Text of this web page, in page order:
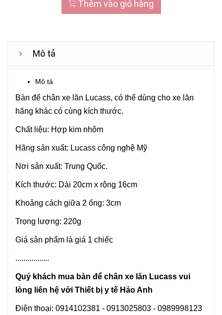
Thêm vào giỏ hàng
Mô tả
Mô tả
Bàn để chân xe lăn Lucass, có thể dùng cho xe lăn
hãng khác có cùng kích thước.
Chất liệu: Hợp kim nhôm
Hãng sản xuất: Lucass công nghệ Mỹ
Nơi sản xuất: Trung Quốc.
Kích thước: Dài 20cm x rộng 16cm
Khoảng cách giữa 2 ống: 3cm
Trọng lượng: 220g
Giá sản phẩm là giá 1 chiếc
.................
Quý khách mua bàn để chân xe lăn Lucass vui
lòng liên hệ với Thiết bị y tế Hảo Anh
Điện thoại: 0914102381 - 0913025803 - 0989998123